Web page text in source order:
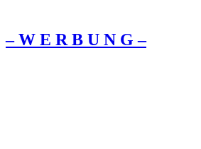
– W Ε R Β U Ν G –